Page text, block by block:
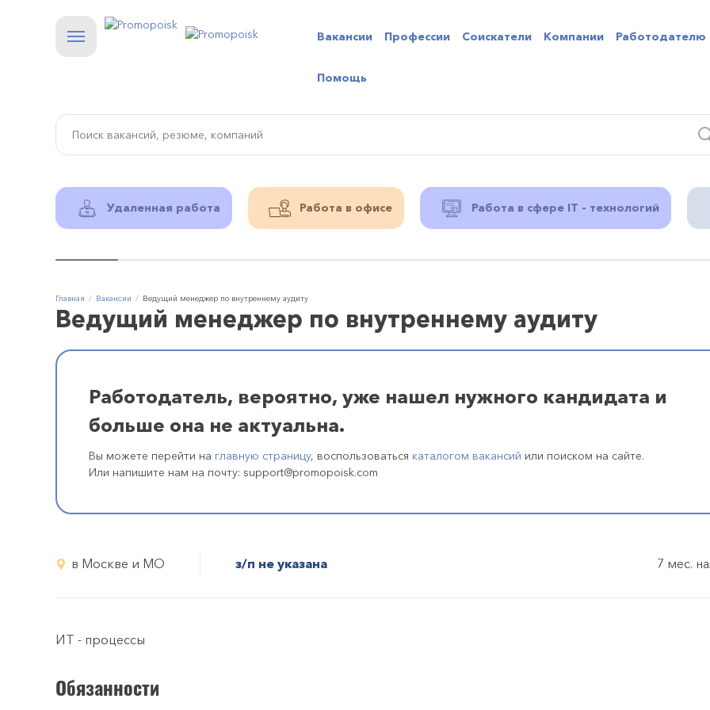
Вакансии Профессии Соискатели Компании Работодателю
Помощь
Удаленная работа Работа в офисе Работа в сфере IT - технологий
Главная Вакансии Ведущий менеджер по внутреннему аудиту
Ведущий менеджер по внутреннему аудиту
Работодатель, вероятно, уже нашел нужного кандидата и
больше она не актуальна.
Вы можете перейти на главную страницу, воспользоваться каталогом вакансий или поиском на сайте.
Или напишите нам на почту: support@promopoisk.com
в Москве и МО з/п не указана 7 мес.
ИТ - процессы
Обязанности